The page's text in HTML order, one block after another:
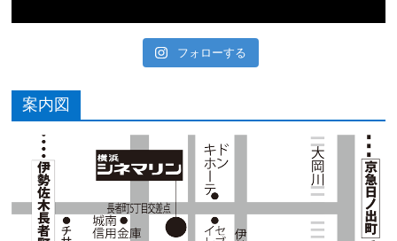
フォローする
案内図